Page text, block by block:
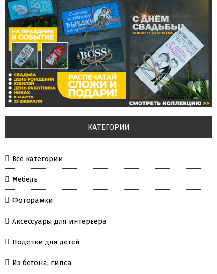
КАТЕГОРИИ
Все категории
Мебель
Фоторамки
Аксессуары для интерьера
Поделки для детей
Из бетона, гипса